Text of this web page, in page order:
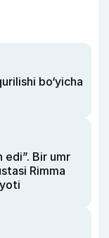
bo‘yicha
edi”. Bir umr
Rimma